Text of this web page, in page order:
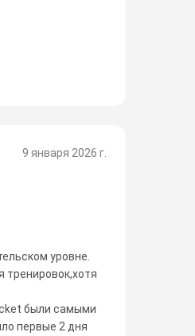
9 января 2026 г.
уровне.
тренировок,хотя
были самыми
первые 2 дня